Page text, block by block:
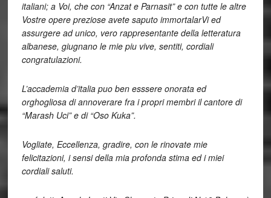
italiani; a Voi, che con “Anzat e Parnasit” e con tutte le altre
Vostre opere preziose avete saputo immortalarVi ed
assurgere ad unico, vero rappresentante della letteratura
albanese, giugnano le mie piu vive, sentiti, cordiali
congratulazioni.
L’accademia d’italia puo ben esssere onorata ed
orghogliosa di annoverare fra i propri membri il cantore di
“Marash Uci” e di “Oso Kuka”.
Vogliate, Eccellenza, gradire, con le rinovate mie
felicitazioni, i sensi della mia profonda stima ed i miei
cordiali saluti.